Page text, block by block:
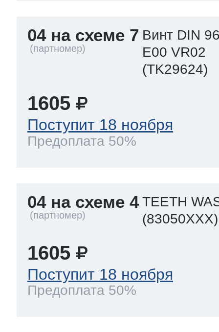
04 на схеме 7 Винт DIN
E00 VR02
(TK29624)
1605
Поступит 18 ноября
Предоплата 50%
04 на схеме 4 TEETH
(83050XXX)
1605
Поступит 18 ноября
Предоплата 50%